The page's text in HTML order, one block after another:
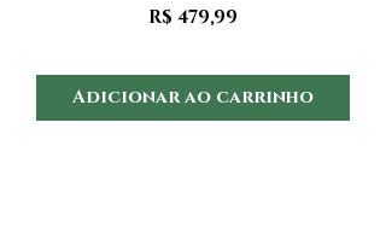
Preço
R$ 479,99
Adicionar ao carrinho